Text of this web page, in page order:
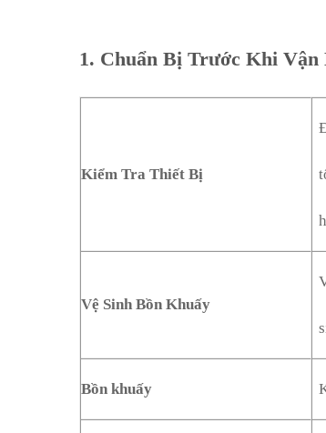
1. Chuẩn Bị Trước Khi Vận
Kiểm Tra Thiết Bị
Vệ Sinh Bồn Khuấy
Bồn khuấy